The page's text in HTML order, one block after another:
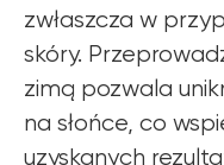
zwłaszcza w
skóry.
zimą pozwala
na słońce, co
uzyskanych